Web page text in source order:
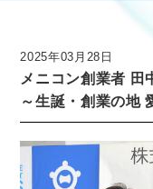
ニュース
採用情報
医療従事者向け情報
2025年03月28日
メニコン創業者 田
～生誕・創業の地